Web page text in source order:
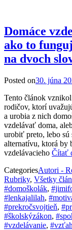
Domáce
ako to
na dvoch
Posted on30. júna
Tento článok
rodičov, ktorí
a urobia z nich
vzdelávať doma,
urobiť preto, lebo sú
alternatívu, ktorá by
vzdelávacieho Čítať
CategoriesAutori -
Rubriky, Všetky
#domoškolák,
#lenkajalilah,
#prekročsvojtieň,
#školskýzákon,
#vzdelávanie,